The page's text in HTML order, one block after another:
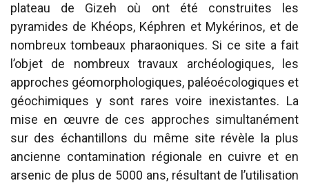
plateau de Gizeh où ont été construites les
pyramides de Khéops, Képhren et Mykérinos, et de
nombreux tombeaux pharaoniques. Si ce site a fait
l’objet de nombreux travaux archéologiques, les
approches géomorphologiques, paléoécologiques et
géochimiques y sont rares voire inexistantes. La
mise en œuvre de ces approches simultanément
sur des échantillons du même site révèle la plus
ancienne contamination régionale en cuivre et en
arsenic de plus de 5000 ans, résultant de l’utilisation